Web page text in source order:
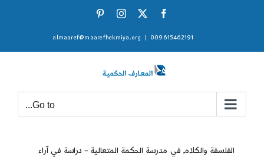
Facebook
X
Instagram
009615462191
almaaref@maarefhekmiya.org
Go to...
الفلسفة والكلام في مدرسة الحكمة المتعالية – دراسة في آراء